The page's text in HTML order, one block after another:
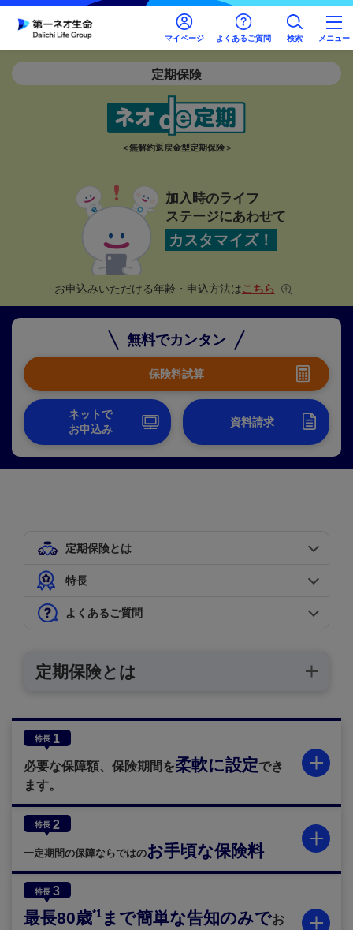
マイページ よくあるご質問 検索 メニュー
定期保険
＜無解約返戻金型定期保険＞
お申込みいただける年齢・申込方法はこちら
加入時のライフ
ステージにあわせて
カスタマイズ！
無料でカンタン
保険料試算
ネットで
お申込み
定期保険とは
特長
よくあるご質問
定期保険とは
特長 1
必要な保障額、保険期間を柔軟に設定でき
ます。
特長 2
一定期間の保障ならではのお手頃な保険料
特長 3
最長80歳*1 まで簡単な告知のみでお